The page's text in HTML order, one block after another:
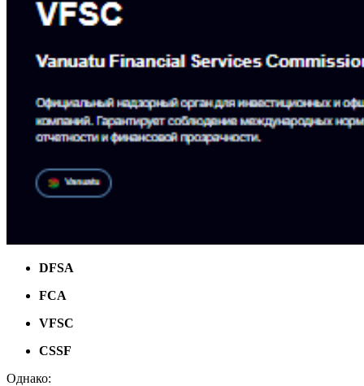
DFSA
FCA
VFSC
CSSF
Однако: